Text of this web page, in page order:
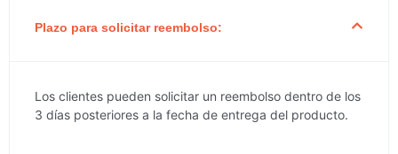
Plazo para solicitar reembolso:
Los clientes pueden solicitar un reembolso dentro de los
3 días posteriores a la fecha de entrega del producto.